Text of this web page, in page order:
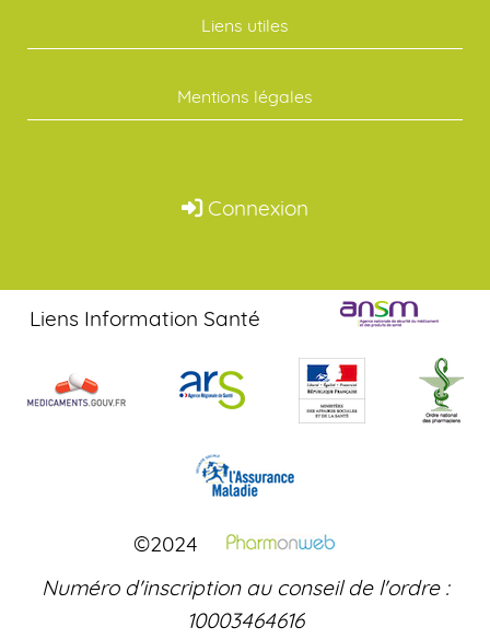
Liens utiles
Mentions légales
Connexion
Liens Information Santé
©2024
Numéro d'inscription au conseil de l'ordre :
10003464616